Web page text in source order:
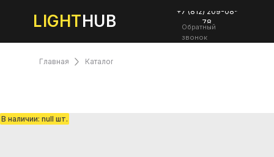
LIGHTHUB
+7 (812) 209-08-
78
Обратный
звонок
Каталог
Главная